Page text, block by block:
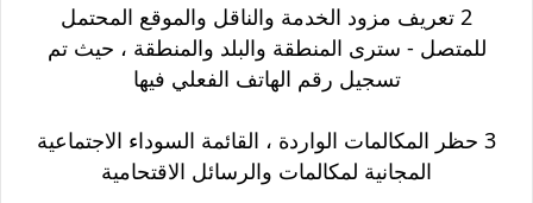
2 تعريف مزود الخدمة والناقل والموقع المحتمل
للمتصل - سترى المنطقة والبلد والمنطقة ، حيث تم
تسجيل رقم الهاتف الفعلي فيها
3 حظر المكالمات الواردة ، القائمة السوداء الاجتماعية
المجانية لمكالمات والرسائل الاقتحامية